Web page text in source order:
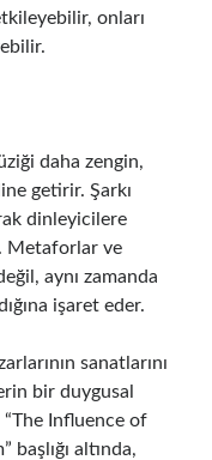
onları
daha zengin,
getirir. Şarkı
dinleyicilere
Metaforlar ve
aynı zamanda
işaret eder.
sanatlarını
bir duygusal
“The Influence of
altında,